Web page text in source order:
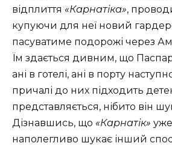
відплиття «Карнатіка»,
купуючи для неї новий
пасуватиме подорожі через
Їм здається дивним, що
ані в готелі, ані в порту
причалі до них підходить
представляється, нібито він
Дізнавшись, що «Карнатік»
наполегливо шукає інший